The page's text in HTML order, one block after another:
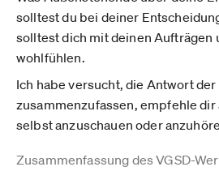
solltest du bei deiner
solltest dich mit deinen Aufträgen
wohlfühlen.
Ich habe versucht, die Antwort
zusammenzufassen, empfehle
selbst anzuschauen oder
Zusammenfassung des VGSD-